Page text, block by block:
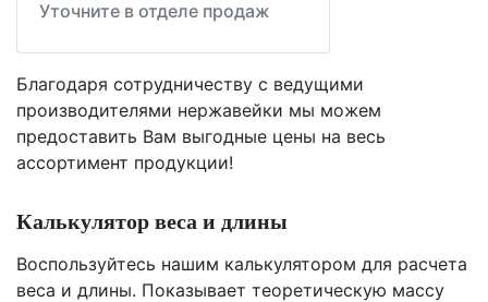
Уточните в отделе продаж
Благодаря сотрудничеству с ведущими
производителями нержавейки мы можем
предоставить Вам выгодные цены на весь
ассортимент продукции!
Калькулятор веса и длины
Воспользуйтесь нашим калькулятором для расчета
веса и длины. Показывает теоретическую массу